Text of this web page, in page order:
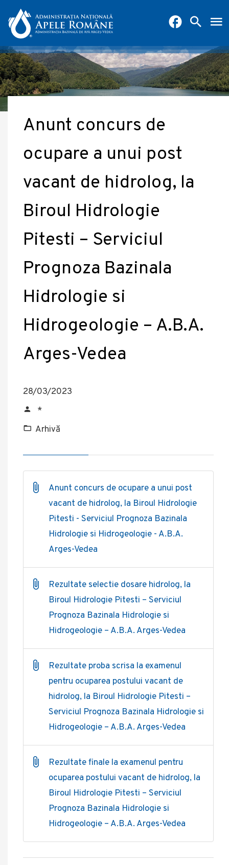
Anunt concurs de
ocupare a unui post
vacant de hidrolog, la
Biroul Hidrologie
Pitesti – Serviciul
Prognoza Bazinala
Hidrologie si
Hidrogeologie – A.B.A.
Arges-Vedea
28/03/2023
*
Arhivă
Anunt concurs de ocupare a unui post
vacant de hidrolog, la Biroul Hidrologie
Pitesti - Serviciul Prognoza Bazinala
Hidrologie si Hidrogeologie - A.B.A.
Arges-Vedea
Rezultate selectie dosare hidrolog, la
Biroul Hidrologie Pitesti – Serviciul
Prognoza Bazinala Hidrologie si
Hidrogeologie – A.B.A. Arges-Vedea
Rezultate proba scrisa la examenul
pentru ocuparea postului vacant de
hidrolog, la Biroul Hidrologie Pitesti –
Serviciul Prognoza Bazinala Hidrologie si
Hidrogeologie – A.B.A. Arges-Vedea
Rezultate finale la examenul pentru
ocuparea postului vacant de hidrolog, la
Biroul Hidrologie Pitesti – Serviciul
Prognoza Bazinala Hidrologie si
Hidrogeologie – A.B.A. Arges-Vedea